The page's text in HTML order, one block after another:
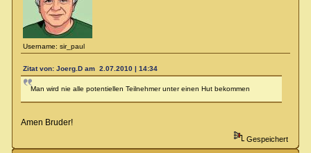
Username: sir_paul
Zitat von: Joerg.D am 2.07.2010 | 14:34
Man wird nie alle potentiellen Teilnehmer unter einen Hut bekommen
Amen Bruder!
Gespeichert